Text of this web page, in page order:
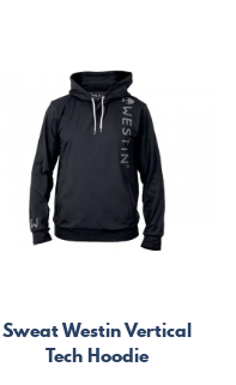
Sweat Westin Vertical
Tech Hoodie